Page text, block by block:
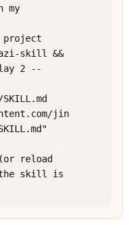
my
skill &&
2 --
jin
reload
the skill is